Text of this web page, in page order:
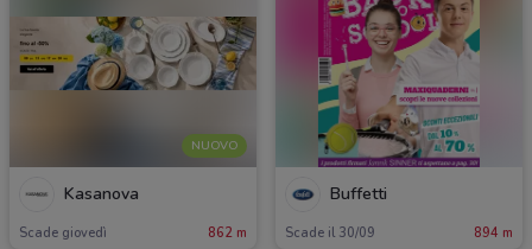
NUOVO
Kasanova
Scade giovedì 862 m
Buffetti
Scade il 30/09 894 m